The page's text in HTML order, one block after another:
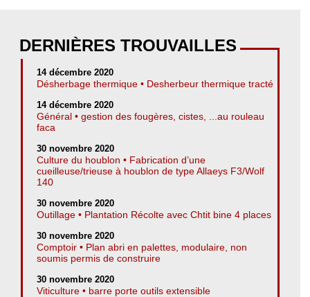
DERNIÈRES TROUVAILLES
14 décembre 2020
Désherbage thermique • Desherbeur thermique tracté
14 décembre 2020
Général • gestion des fougères, cistes, ...au rouleau
faca
30 novembre 2020
Culture du houblon • Fabrication d’une
cueilleuse/trieuse à houblon de type Allaeys F3/Wolf
140
30 novembre 2020
Outillage • Plantation Récolte avec Chtit bine 4 places
30 novembre 2020
Comptoir • Plan abri en palettes, modulaire, non
soumis permis de construire
30 novembre 2020
Viticulture • barre porte outils extensible